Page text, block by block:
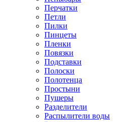
Перчатки
Петли
Пилки
Пинцеты
Пленки
Повязки
Подставки
Полоски
Полотенца
Простыни
Пушеры
Разделители
Распылители воды